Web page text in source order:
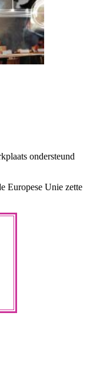
ondersteund
Europese Unie zette